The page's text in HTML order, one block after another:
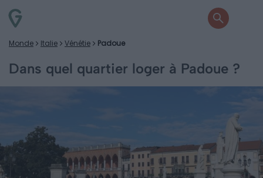
Monde Italie Vénétie Padoue
Dans quel quartier loger à Padoue ?